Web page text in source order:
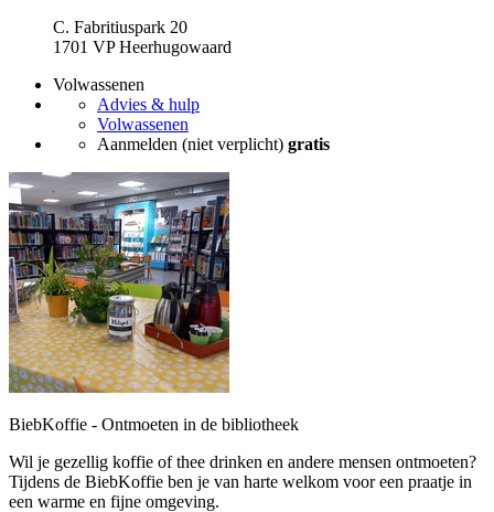
C. Fabritiuspark 20
1701 VP Heerhugowaard
Volwassenen
Advies & hulp
Volwassenen
Aanmelden (niet verplicht) gratis
BiebKoffie - Ontmoeten in de bibliotheek
Wil je gezellig koffie of thee drinken en andere mensen ontmoeten?
Tijdens de BiebKoffie ben je van harte welkom voor een praatje in
een warme en fijne omgeving.